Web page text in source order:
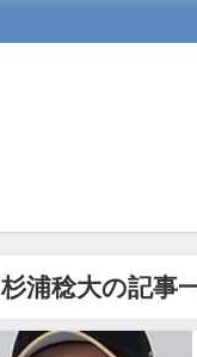
杉浦稔大の記事